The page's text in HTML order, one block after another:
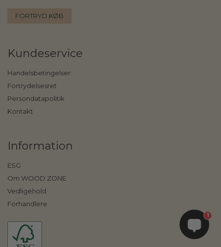
FORTRYD KØB
Kundeservice
Handelsbetingelser
Fortrydelsesret
Persondatapolitik
Kontakt
Information
ESG
Om WOOD ZONE
Vedligehold
Forhandlere
1